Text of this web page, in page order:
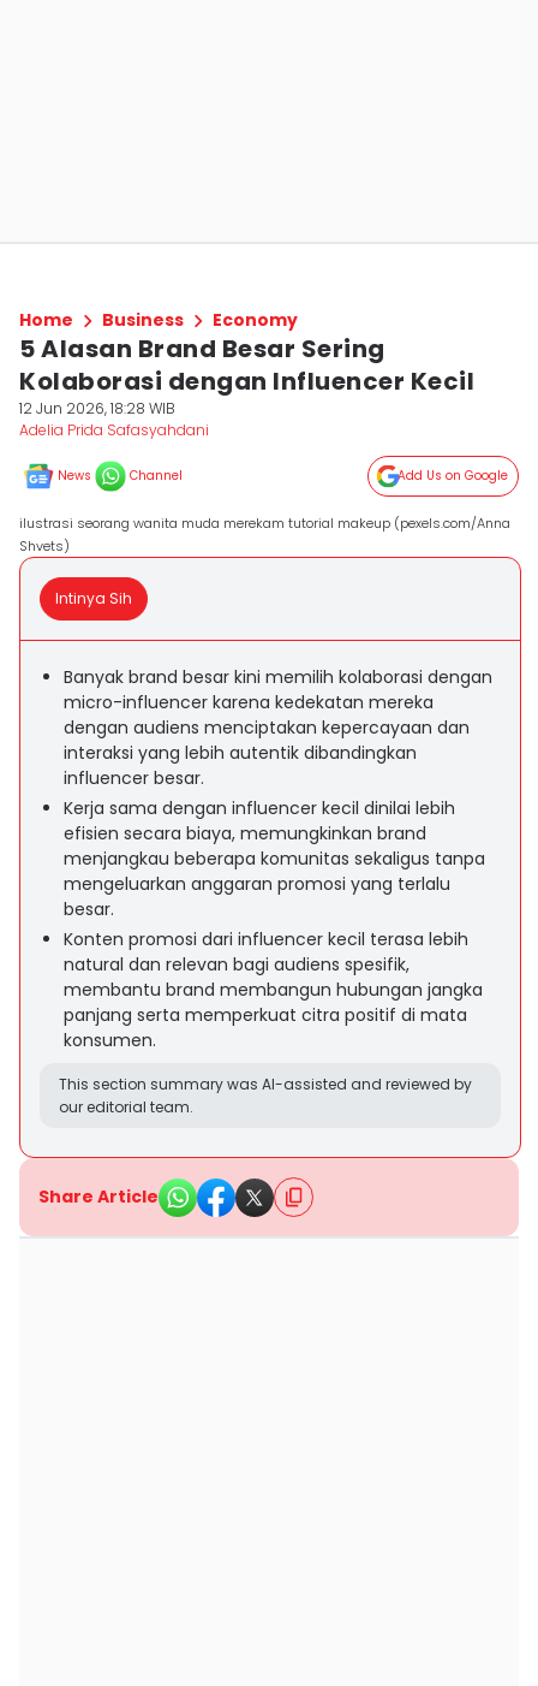
Home Business Economy
5 Alasan Brand Besar Sering
Kolaborasi dengan Influencer Kecil
12 Jun 2026, 18:28 WIB
Adelia Prida Safasyahdani
News Channel Add Us on Google
ilustrasi seorang wanita muda merekam tutorial makeup (pexels.com/Anna
Shvets)
Intinya Sih
Banyak brand besar kini memilih kolaborasi dengan
micro-influencer karena kedekatan mereka
dengan audiens menciptakan kepercayaan dan
interaksi yang lebih autentik dibandingkan
influencer besar.
Kerja sama dengan influencer kecil dinilai lebih
efisien secara biaya, memungkinkan brand
menjangkau beberapa komunitas sekaligus tanpa
mengeluarkan anggaran promosi yang terlalu
besar.
Konten promosi dari influencer kecil terasa lebih
natural dan relevan bagi audiens spesifik,
membantu brand membangun hubungan jangka
panjang serta memperkuat citra positif di mata
konsumen.
This section summary was AI-assisted and reviewed by
our editorial team.
Share Article